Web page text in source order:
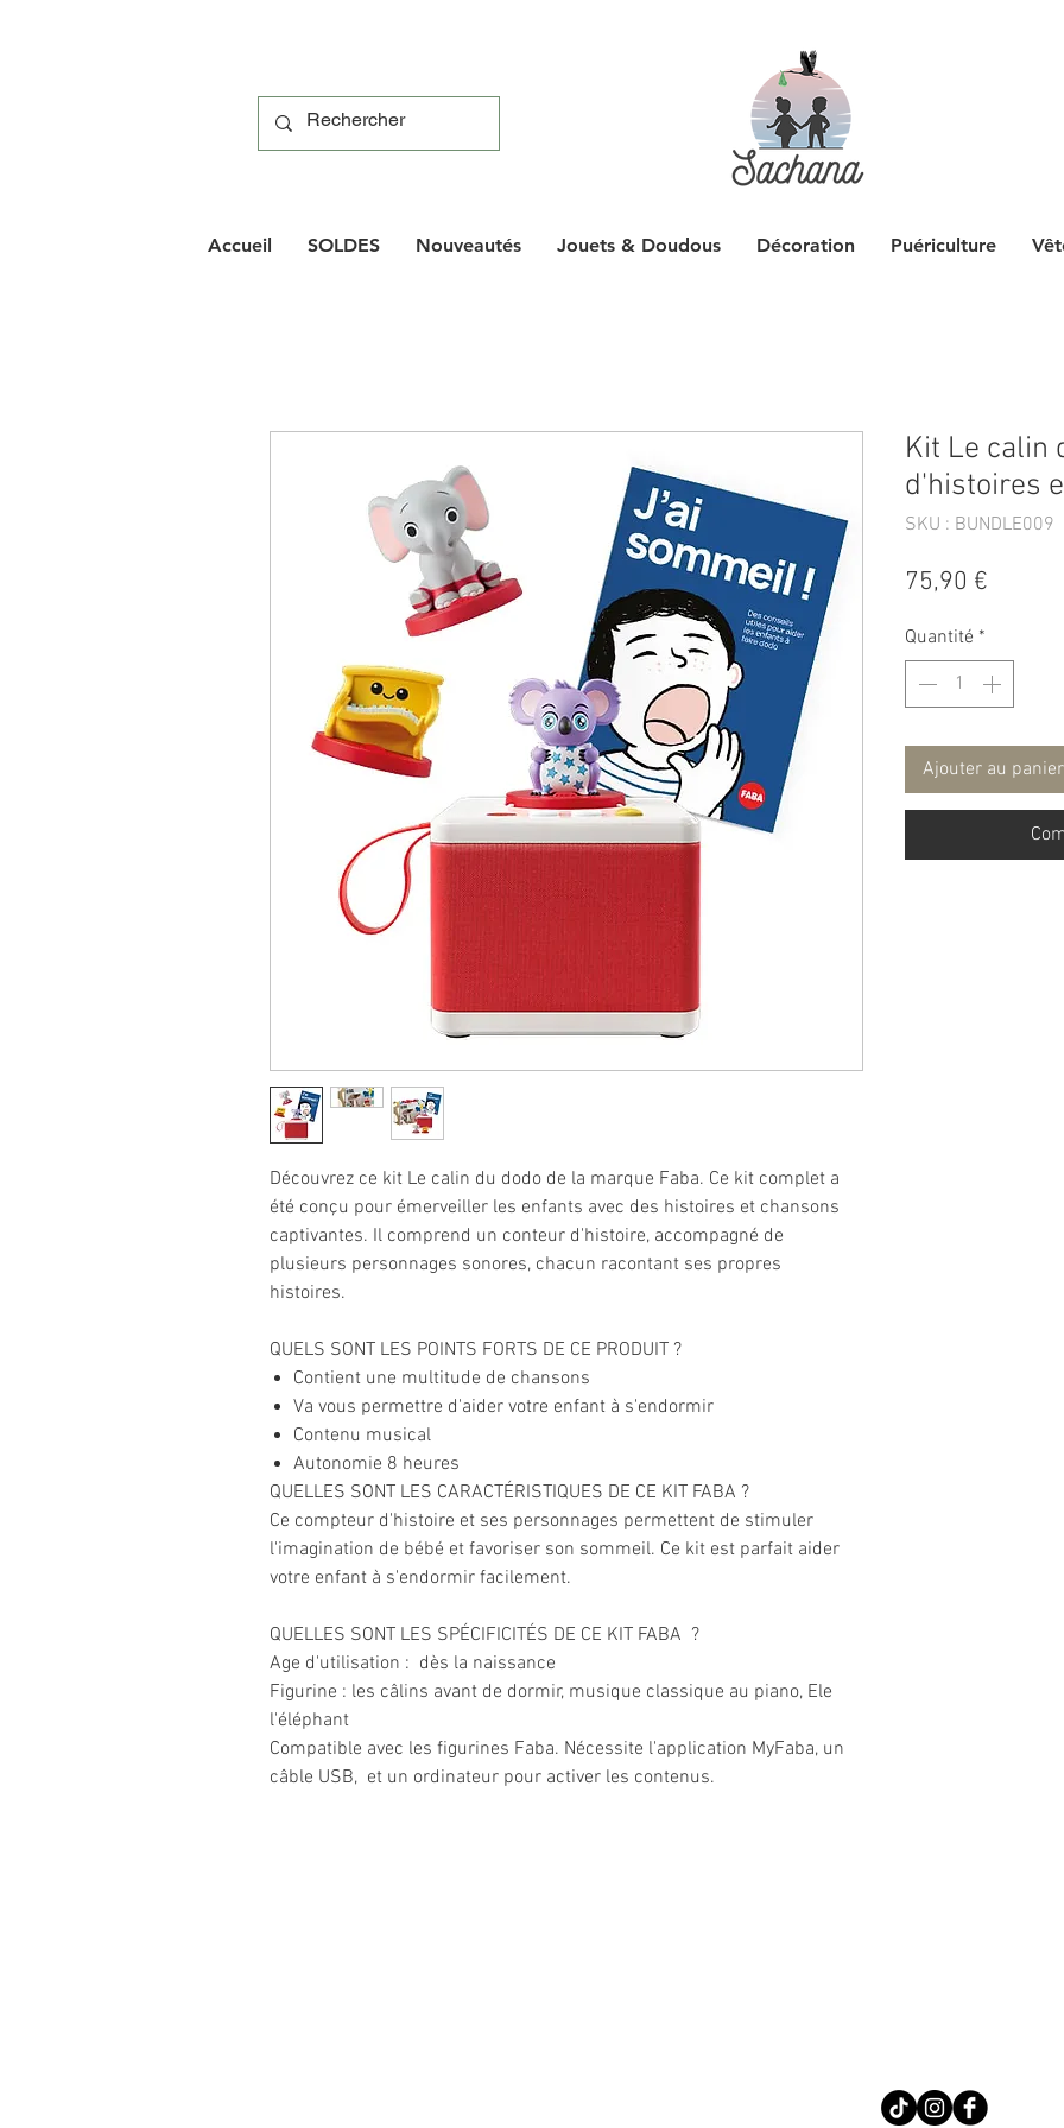
Accueil SOLDES Nouveautés Jouets & Doudous Décoration Puériculture
Découvrez ce kit Le calin du dodo de la marque Faba. Ce kit complet a
été conçu pour émerveiller les enfants avec des histoires et chansons
captivantes. Il comprend un conteur d'histoire, accompagné de
plusieurs personnages sonores, chacun racontant ses propres
histoires.
QUELS SONT LES POINTS FORTS DE CE PRODUIT ?
Contient une multitude de chansons
Va vous permettre d'aider votre enfant à s'endormir
Contenu musical
Autonomie 8 heures
QUELLES SONT LES CARACTÉRISTIQUES DE CE KIT FABA ?
Ce compteur d'histoire et ses personnages permettent de stimuler
l'imagination de bébé et favoriser son sommeil. Ce kit est parfait aider
votre enfant à s'endormir facilement.
QUELLES SONT LES SPÉCIFICITÉS DE CE KIT FABA ?
Age d'utilisation : dès la naissance
Figurine : les câlins avant de dormir, musique classique au piano, Ele
l'éléphant
Compatible avec les figurines Faba. Nécessite l'application MyFaba, un
câble USB, et un ordinateur pour activer les contenus.
Kit Le calin
d'histoires
SKU : BUNDLE009
75,90 €
Quantité *
Ajouter au panier